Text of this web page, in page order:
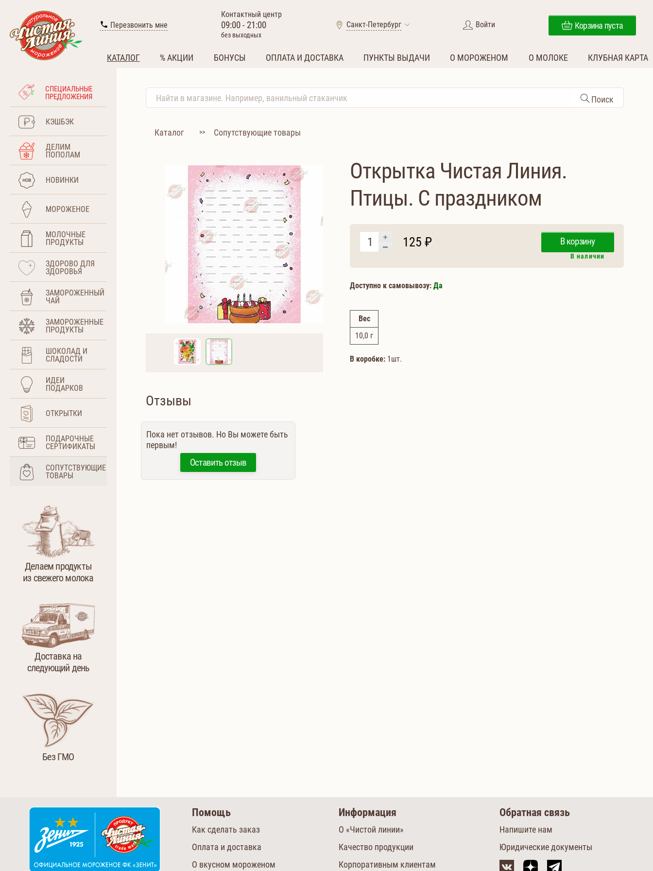
Перезвонить мне
Контактный центр
09:00 - 21:00
без выходных
Санкт-Петербург Войти Корзина пуста
КАТАЛОГ % АКЦИИ БОНУСЫ ОПЛАТА И ДОСТАВКА ПУНКТЫ ВЫДАЧИ О МОРОЖЕНОМ О МОЛОКЕ КЛУБНАЯ КАРТА
СПЕЦИАЛЬНЫЕ
ПРЕДЛОЖЕНИЯ
КЭШБЭК
ДЕЛИМ
ПОПОЛАМ
НОВИНКИ
МОРОЖЕНОЕ
МОЛОЧНЫЕ
ПРОДУКТЫ
ЗДОРОВО ДЛЯ
ЗДОРОВЬЯ
ЗАМОРОЖЕННЫЙ
ЧАЙ
ЗАМОРОЖЕННЫЕ
ПРОДУКТЫ
ШОКОЛАД И
СЛАДОСТИ
ИДЕИ
ПОДАРКОВ
ОТКРЫТКИ
ПОДАРОЧНЫЕ
СЕРТИФИКАТЫ
СОПУТСТВУЮЩИЕ
ТОВАРЫ
Делаем продукты
из свежего молока
Доставка на
следующий день
Без ГМО
Поиск
Каталог >> Сопутствующие товары
Открытка Чистая Линия.
Птицы. С праздником
125 ₽ В корзину
В наличии
Доступно к самовывозу: Да
Вес
10,0 г
В коробке: 1шт.
Отзывы
Пока нет отзывов. Но Вы можете быть
первым!
Оставить отзыв
Помощь
Как сделать заказ
Оплата и доставка
О вкусном мороженом
Информация
О «Чистой линии»
Качество продукции
Корпоративным клиентам
Обратная связь
Напишите нам
Юридические документы